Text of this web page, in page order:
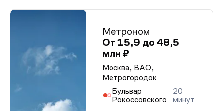
Метроном
От 15,9 до 48,5
млн ₽
Москва, ВАО,
Метрогородок
Бульвар
Рокоссовского
20
минут